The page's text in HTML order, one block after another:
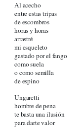
Al acecho
entre estas tripas
de escombros
horas y horas
arrastré
mi esqueleto
gastado por el fango
como suela
o como semilla
de espino
Ungaretti
hombre de pena
te basta una ilusión
para darte valor